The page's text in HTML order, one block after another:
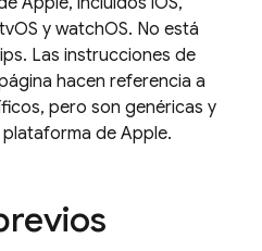
y watchOS. No está
Las instrucciones de
hacen referencia a
pero son genéricas y
de Apple.